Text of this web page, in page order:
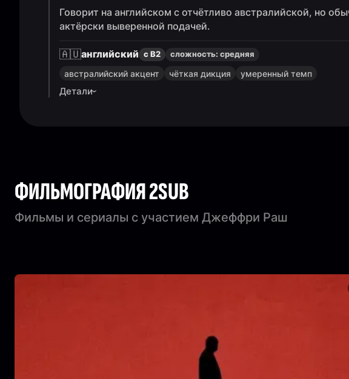
Говорит на английском с отчётливо австралийской, но
актёрски выверенной подачей.
🇦🇺английский с B2 сложность: средняя
австралийский акцент чёткая дикция умеренный темп
Детали
ФИЛЬМОГРАФИЯ 2SUB
Фильмы и сериалы с участием Джеффри Раш